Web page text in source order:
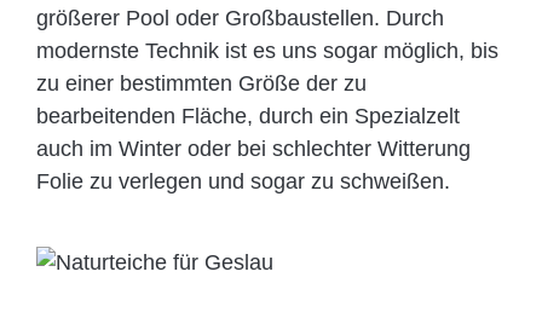
größerer Pool oder Großbaustellen. Durch
modernste Technik ist es uns sogar möglich, bis
zu einer bestimmten Größe der zu
bearbeitenden Fläche, durch ein Spezi­alzelt
auch im Winter oder bei schlechter Witterung
Folie zu verlegen und sogar zu schweißen.